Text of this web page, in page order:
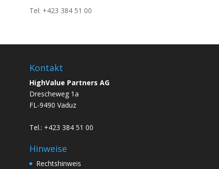
Tel: +423 384 51 00
Kontakt
HighValue Partners AG
Drescheweg 1a
FL-9490 Vaduz
Tel.: +423 384 51 00
Hinweise
Rechtshinweis